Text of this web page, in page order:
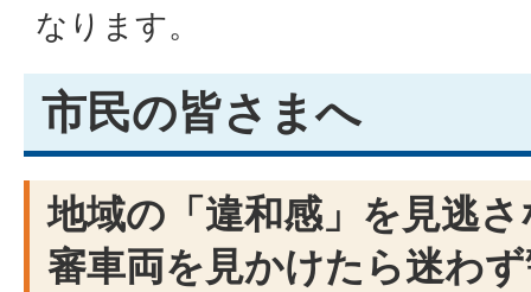
なります。
市民の皆さまへ
地域の「違和感」を見逃
審車両を見かけたら迷わ